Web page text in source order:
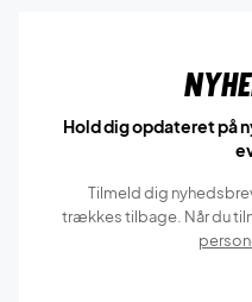
Hold dig opdateret på
Tilmeld dig
trækkes tilbage. Når du